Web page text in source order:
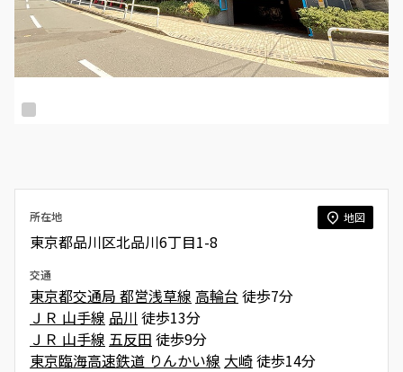
所在地 地図
東京都品川区北品川6丁目1-8
交通
東京都交通局 都営浅草線 高輪台 徒歩7分
ＪＲ 山手線 品川 徒歩13分
ＪＲ 山手線 五反田 徒歩9分
東京臨海高速鉄道 りんかい線 大崎徒歩14分